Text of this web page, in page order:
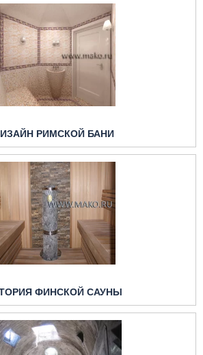
РИМСКОЙ БАНИ
ФИНСКОЙ САУНЫ